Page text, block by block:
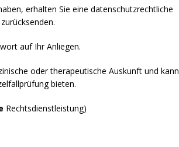
erhalten Sie eine datenschutzrechtliche
auf Ihr Anliegen.
oder therapeutische Auskunft und kann
bieten.
Rechtsdienstleistung)